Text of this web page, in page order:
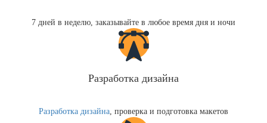
7 дней в неделю, заказывайте в любое время дня и ночи
Разработка дизайна
Разработка дизайна , проверка и подготовка макетов